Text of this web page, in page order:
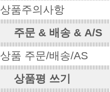
상품주의사항
주문 & 배송 & A/S
상품 주문/배송/AS
상품평 쓰기